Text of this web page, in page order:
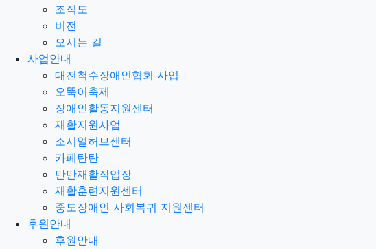
조직도
비전
오시는 길
사업안내
대전척수장애인협회 사업
오뚝이축제
장애인활동지원센터
재활지원사업
소시얼허브센터
카페탄탄
탄탄재활작업장
재활훈련지원센터
중도장애인 사회복귀 지원센터
후원안내
후원안내